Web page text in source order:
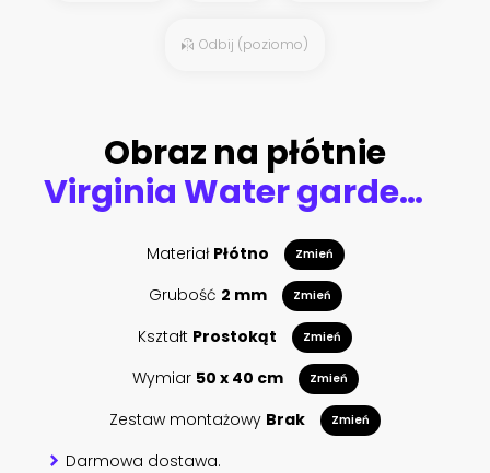
Odbij (poziomo)
Obraz na płótnie
Virginia Water gardens view, September 2020. Surrey, England, UK.
Materiał Płótno Zmień
Grubość 2 mm Zmień
Kształt Prostokąt Zmień
Wymiar 50 x 40 cm Zmień
Zestaw montażowy Brak Zmień
Darmowa dostawa.